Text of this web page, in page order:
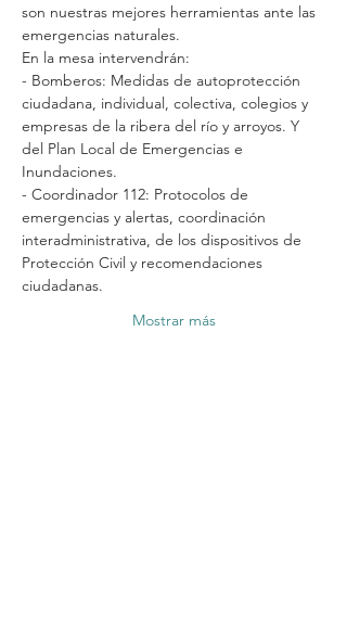
son nuestras mejores herramientas ante las
emergencias naturales.
En la mesa intervendrán:
- Bomberos: Medidas de autoprotección
ciudadana, individual, colectiva, colegios y
empresas de la ribera del río y arroyos. Y
del Plan Local de Emergencias e
Inundaciones.
- Coordinador 112: Protocolos de
emergencias y alertas, coordinación
interadministrativa, de los dispositivos de
Protección Civil y recomendaciones
ciudadanas.
Mostrar más